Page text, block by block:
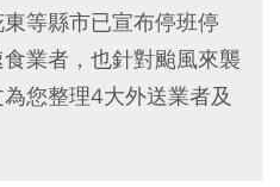
等縣市已宣布停班停
業者，也針對颱風來襲
您整理4大外送業者及